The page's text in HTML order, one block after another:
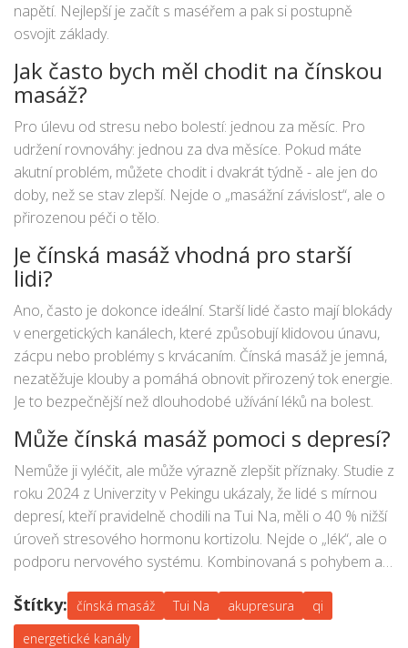
napětí. Nejlepší je začít s maséřem a pak si postupně
osvojit základy.
Jak často bych měl chodit na čínskou
masáž?
Pro úlevu od stresu nebo bolestí: jednou za měsíc. Pro
udržení rovnováhy: jednou za dva měsíce. Pokud máte
akutní problém, můžete chodit i dvakrát týdně - ale jen do
doby, než se stav zlepší. Nejde o „masážní závislost“, ale o
přirozenou péči o tělo.
Je čínská masáž vhodná pro starší
lidi?
Ano, často je dokonce ideální. Starší lidé často mají blokády
v energetických kanálech, které způsobují klidovou únavu,
zácpu nebo problémy s krvácaním. Čínská masáž je jemná,
nezatěžuje klouby a pomáhá obnovit přirozený tok energie.
Je to bezpečnější než dlouhodobé užívání léků na bolest.
Může čínská masáž pomoci s depresí?
Nemůže ji vyléčit, ale může výrazně zlepšit příznaky. Studie z
roku 2024 z Univerzity v Pekingu ukázaly, že lidé s mírnou
depresí, kteří pravidelně chodili na Tui Na, měli o 40 % nižší
úroveň stresového hormonu kortizolu. Nejde o „lék“, ale o
podporu nervového systému. Kombinovaná s pohybem a
Štítky: čínská masáž Tui Na akupresura
qi
energetické kanály